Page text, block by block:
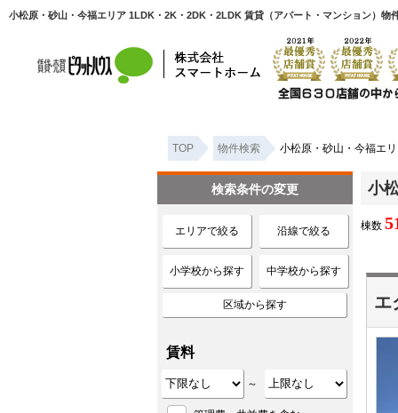
小松原・砂山・今福エリア 1LDK・2K・2DK・2LDK 賃貸（アパート・マンション）
TOP 物件検索 小松原・砂山・今福エ
小
棟数
エ
検索条件の変更
エリアで絞る 沿線で絞る
小学校から探す 中学校から探す
区域から探す
賃料
～